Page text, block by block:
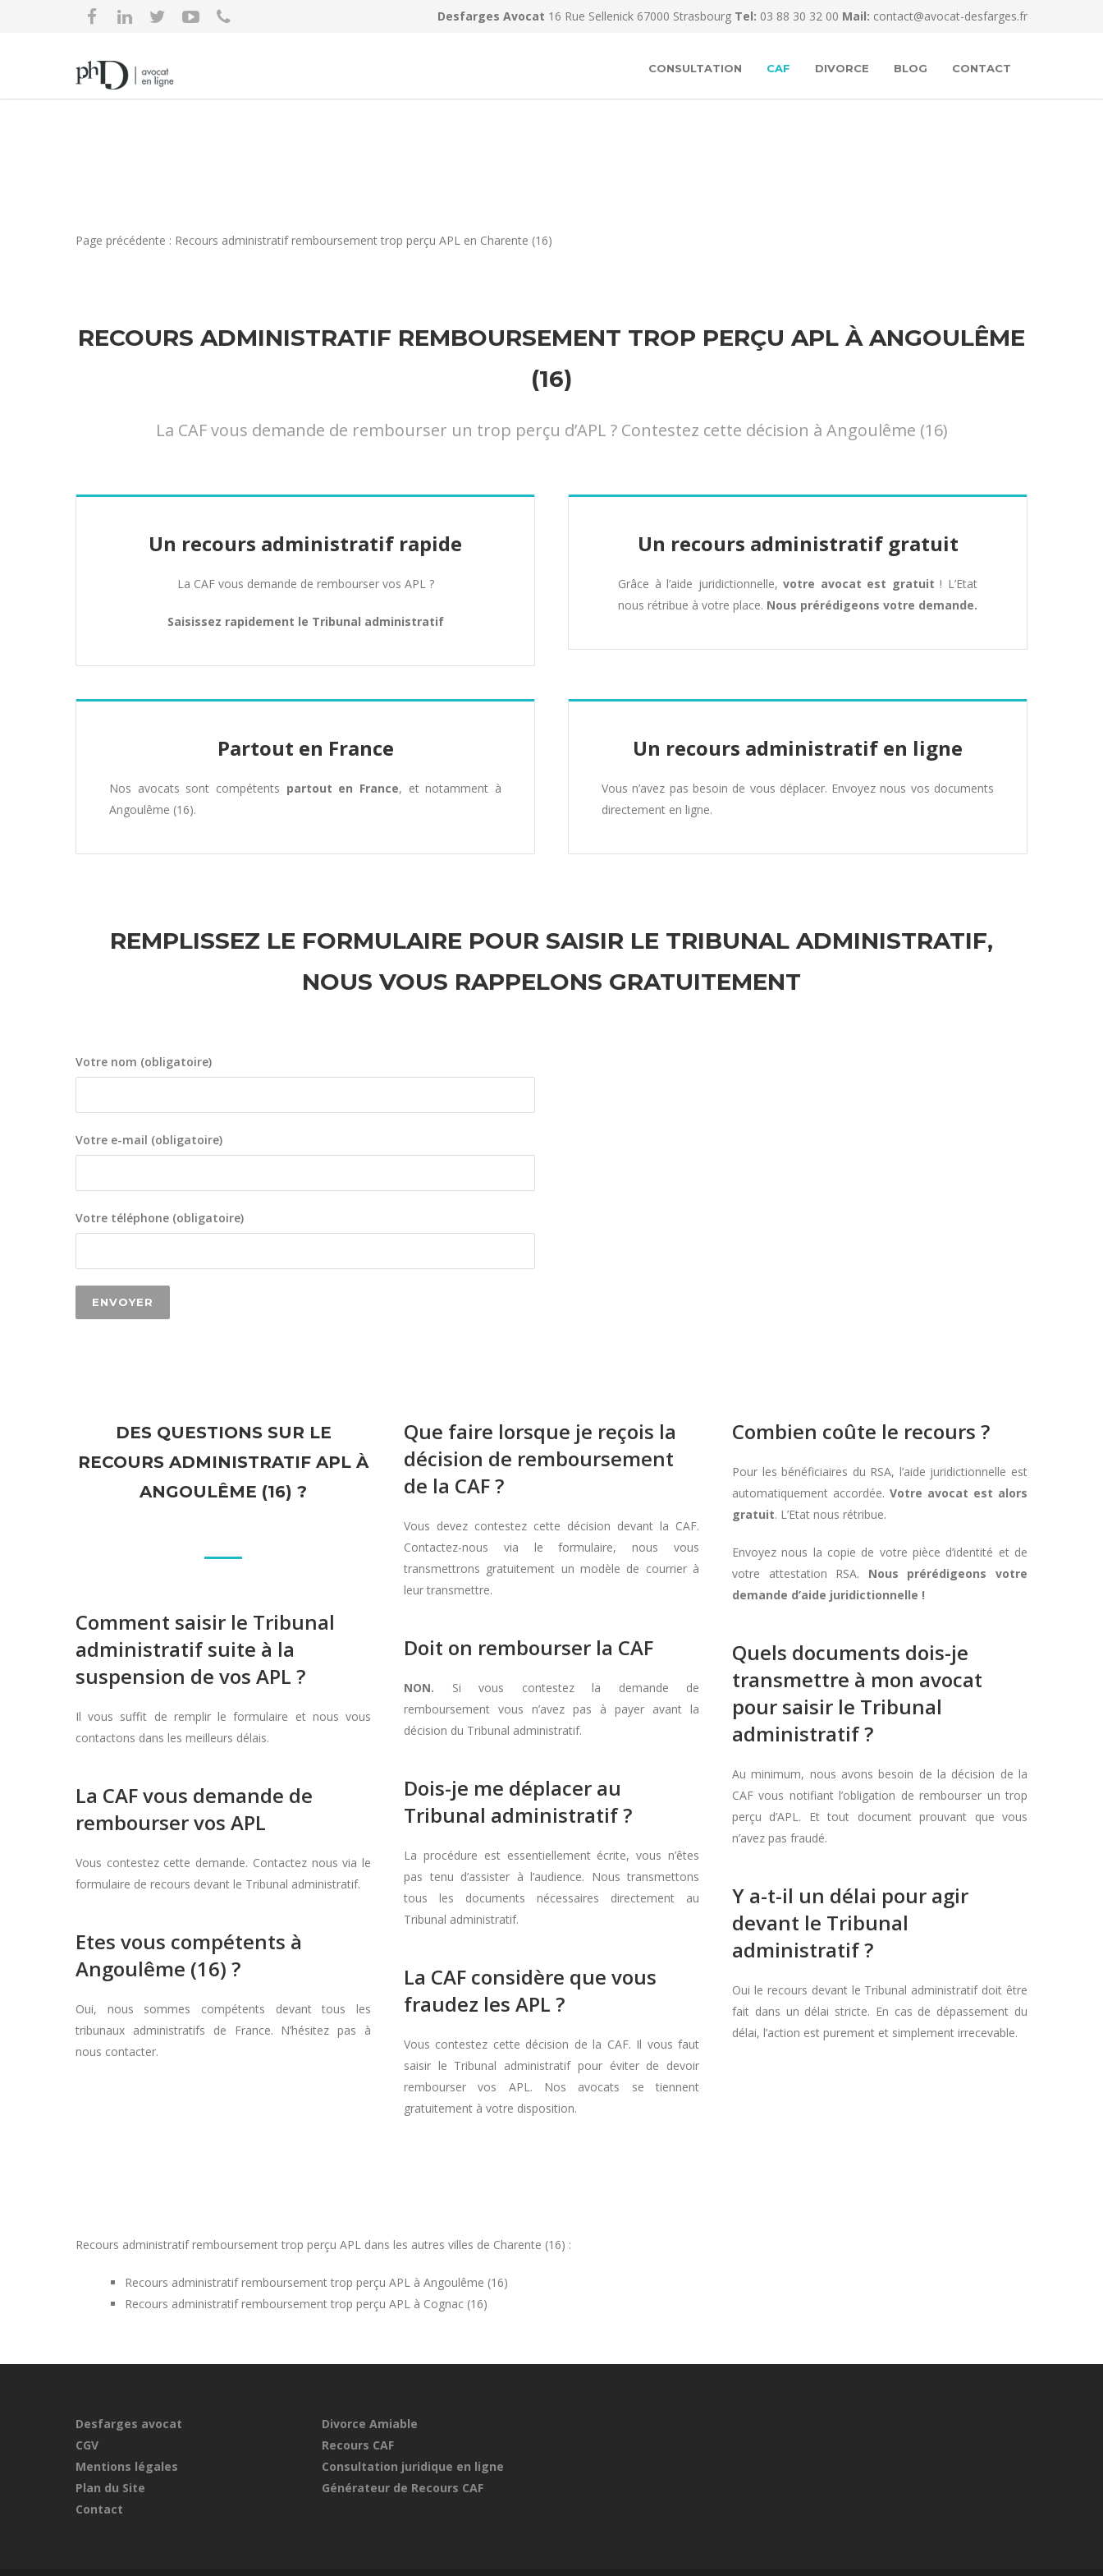
Desfarges Avocat 16 Rue Sellenick 67000 Strasbourg Tel: 03 88 30 32 00 Mail: contact@avocat-desfarges.fr
CONSULTATION CAF DIVORCE BLOG CONTACT
Page précédente : Recours administratif remboursement trop perçu APL en Charente (16)
RECOURS ADMINISTRATIF REMBOURSEMENT TROP PERÇU APL À ANGOULÊME
(16)
La CAF vous demande de rembourser un trop perçu d’APL ? Contestez cette décision à Angoulême (16)
Un recours administratif rapide
La CAF vous demande de rembourser vos APL ?
Saisissez rapidement le Tribunal administratif
Un recours administratif gratuit
Grâce à l’aide juridictionnelle,votre avocat est gratuit ! L’Etat
nous rétribue à votre place. Nous prérédigeons votre demande.
Partout en France
Nos avocats sont compétents partout en France, et notamment à
Angoulême (16).
Un recours administratif en ligne
Vous n’avez pas besoin de vous déplacer. Envoyez nous vos documents
directement en ligne.
REMPLISSEZ LE FORMULAIRE POUR SAISIR LE TRIBUNAL ADMINISTRATIF,
NOUS VOUS RAPPELONS GRATUITEMENT
Votre nom (obligatoire)
Votre e-mail (obligatoire)
Votre téléphone (obligatoire)
DES QUESTIONS SUR LE
RECOURS ADMINISTRATIF APL À
ANGOULÊME (16) ?
Comment saisir le Tribunal
administratif suite à la
suspension de vos APL ?
Il vous suffit de remplir le formulaire et nous vous
contactons dans les meilleurs délais.
La CAF vous demande de
rembourser vos APL
Vous contestez cette demande. Contactez nous via le
formulaire de recours devant le Tribunal administratif.
Etes vous compétents à
Angoulême (16) ?
Oui, nous sommes compétents devant tous les
tribunaux administratifs de France. N’hésitez pas à
nous contacter.
Que faire lorsque je reçois la
décision de remboursement
de la CAF ?
Vous devez contestez cette décision devant la CAF.
Contactez-nous via le formulaire, nous vous
transmettrons gratuitement un modèle de courrier à
leur transmettre.
Doit on rembourser la CAF
NON. Si vous contestez la demande de
remboursement vous n’avez pas à payer avant la
décision du Tribunal administratif.
Dois-je me déplacer au
Tribunal administratif ?
La procédure est essentiellement écrite, vous n’êtes
pas tenu d’assister à l’audience. Nous transmettons
tous les documents nécessaires directement au
Tribunal administratif.
La CAF considère que vous
fraudez les APL ?
Vous contestez cette décision de la CAF. Il vous faut
saisir le Tribunal administratif pour éviter de devoir
rembourser vos APL. Nos avocats se tiennent
gratuitement à votre disposition.
Combien coûte le recours ?
Pour les bénéficiaires du RSA, l’aide juridictionnelle est
automatiquement accordée. Votre avocat est alors
gratuit. L’Etat nous rétribue.
Envoyez nous la copie de votre pièce d’identité et de
votre attestation RSA. Nous prérédigeons votre
demande d’aide juridictionnelle !
Quels documents dois-je
transmettre à mon avocat
pour saisir le Tribunal
administratif ?
Au minimum, nous avons besoin de la décision de la
CAF vous notifiant l’obligation de rembourser un trop
perçu d’APL. Et tout document prouvant que vous
n’avez pas fraudé.
Y a-t-il un délai pour agir
devant le Tribunal
administratif ?
Oui le recours devant le Tribunal administratif doit être
fait dans un délai stricte. En cas de dépassement du
délai, l’action est purement et simplement irrecevable.
Recours administratif remboursement trop perçu APL dans les autres villes de Charente (16) :
Recours administratif remboursement trop perçu APL à Angoulême (16)
Recours administratif remboursement trop perçu APL à Cognac (16)
Desfarges avocat
CGV
Mentions légales
Plan du Site
Contact
Divorce Amiable
Recours CAF
Consultation juridique en ligne
Générateur de Recours CAF